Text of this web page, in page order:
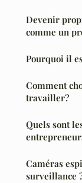
Devenir
comme un
Pourquoi il
Comment
travailler?
Quels sont
Caméras
surveillance